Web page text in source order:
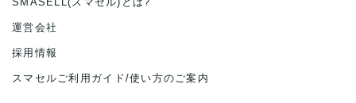
運営会社
採用情報
スマセルご利用ガイド/使い方のご案内